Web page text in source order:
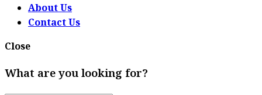
About Us
Contact Us
Close
What are you looking for?